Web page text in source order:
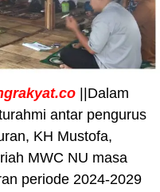
||Dalam
antar pengurus
KH Mustofa,
MWC NU masa
periode 2024-2029